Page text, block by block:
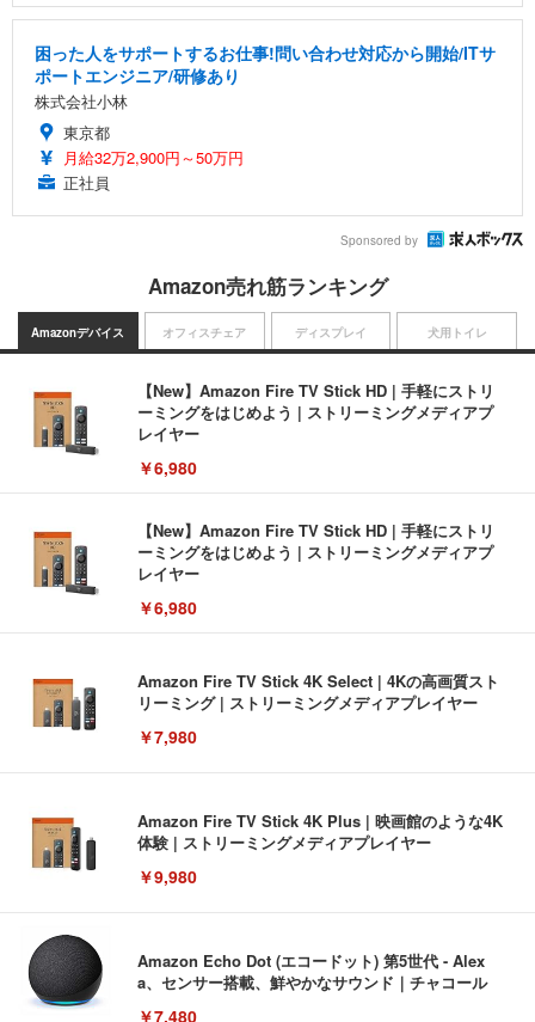
困った人をサポートするお仕事!問い合わせ対応から開始/ITサ
ポートエンジニア/研修あり
株式会社小林
東京都
月給32万2,900円～50万円
正社員
Sponsored by
Amazon売れ筋ランキング
Amazonデバイス
【New】Amazon Fire TV Stick HD | 手軽にストリ
ーミングをはじめよう | ストリーミングメディアプ
レイヤー
￥6,980
【New】Amazon Fire TV Stick HD | 手軽にストリ
ーミングをはじめよう | ストリーミングメディアプ
レイヤー
￥6,980
Amazon Fire TV Stick 4K Select | 4Kの高画質スト
リーミング | ストリーミングメディアプレイヤー
￥7,980
Amazon Fire TV Stick 4K Plus | 映画館のような4K
体験 | ストリーミングメディアプレイヤー
￥9,980
Amazon Echo Dot (エコードット) 第5世代 - Alex
a、センサー搭載、鮮やかなサウンド｜チャコール
￥7,480
オフィスチェア ディスプレイ 犬用トイレ